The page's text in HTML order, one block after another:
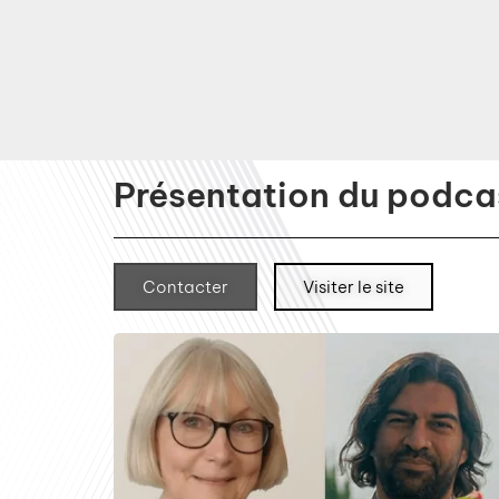
Présentation du
Contacter Visiter le site